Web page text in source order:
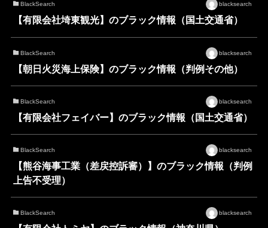
BlackSearch blacksearch
【有限会社埼東観光】のブラック情報（国土交通省）
BlackSearch blacksearch
【朝日火災海上保険】のブラック情報（判例その他）
BlackSearch blacksearch
【有限会社フェイバー】のブラック情報（国土交通省）
BlackSearch blacksearch
【熊谷海事工業（差戻控訴審）】のブラック情報（判例
上告不受理）
BlackSearch blacksearch